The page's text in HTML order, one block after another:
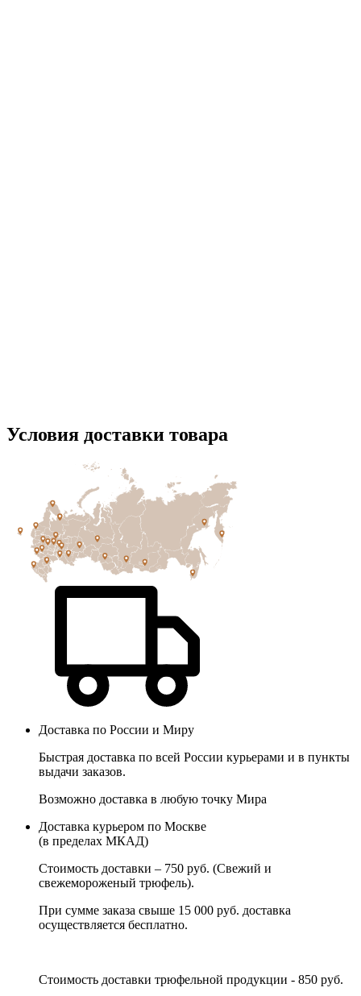
Условия доставки товара
Доставка по России и Миру
Быстрая доставка по всей России курьерами и в пункты
выдачи заказов.
Возможно доставка в любую точку Мира
Доставка курьером по Москве
(в пределах МКАД)
Стоимость доставки – 750 руб. (Свежий и
свежемороженый трюфель).
При сумме заказа свыше 15 000 руб. доставка
осуществляется бесплатно.
Стоимость доставки трюфельной продукции - 850 руб.